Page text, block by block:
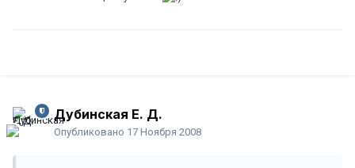
Дубинская Е. Д.
Опубликовано 17 Ноября 2008